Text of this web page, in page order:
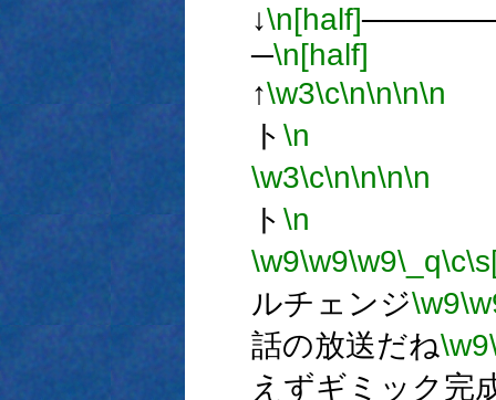
↓\n[half]
─\n[half]
↑\w3\c\n\n\n\n
ト \n
\w3\c\n\n\n\n
ト \n
\w9\w9\w9\_q\c
ルチェンジ\w9
話の放送だね\w9
えずギミック完